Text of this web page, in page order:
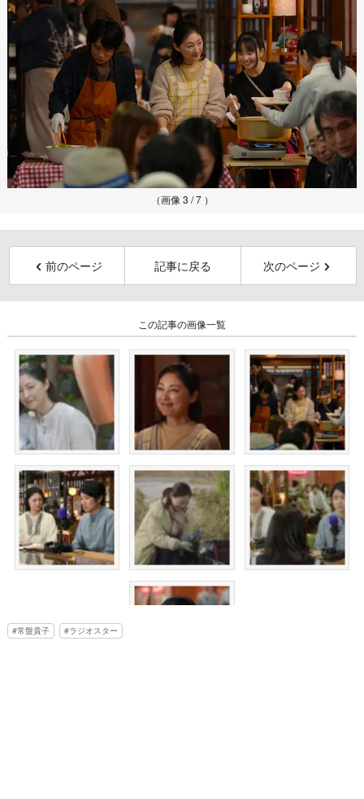
（画像 3 / 7 ）
前のページ 記事に戻る 次のページ
この記事の画像一覧
常盤貴子 ラジオスター